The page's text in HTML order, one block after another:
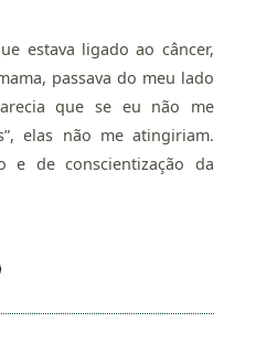
estava ligado ao câncer,
passava do meu lado
que se eu não me
elas não me atingiriam.
e de conscientização da